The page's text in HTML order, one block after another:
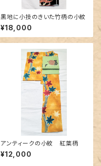
黒地に小技のきいた竹柄の小紋
¥18,000
アンティークの小紋 紅葉柄
¥12,000